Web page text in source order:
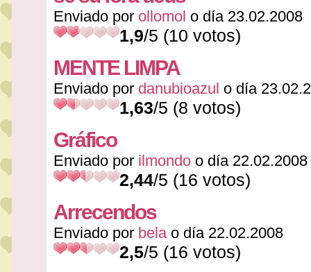
Enviado por ollomol o día 23.02.2008
1,9/5 (10 votos)
MENTE LIMPA
Enviado por danubioazul o día
1,63/5 (8 votos)
Gráfico
Enviado por ilmondo o día 22.02.2008
2,44/5 (16 votos)
Arrecendos
Enviado por belao día 22.02.2008
2,5/5 (16 votos)